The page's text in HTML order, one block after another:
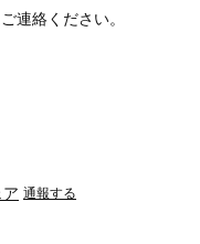
連絡ください。
通報する